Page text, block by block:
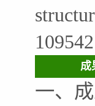
成
一、